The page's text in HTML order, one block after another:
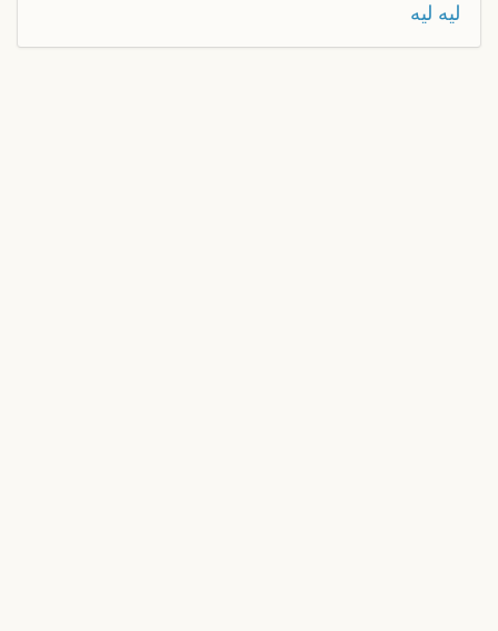
ليه ليه